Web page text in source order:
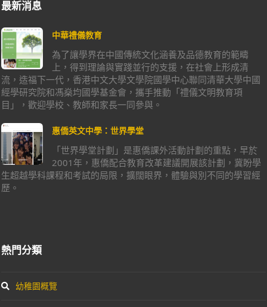
最新消息
中華禮儀教育
為了讓學界在中國傳統文化涵養及品德教育的範疇
上，得到理論與實踐並行的支援，在社會上形成清
流，造福下一代，香港中文大學文學院國學中心聯同清華大學中國
經學研究院和馮燊均國學基金會，攜手推動「禮儀文明教育項
目」，歡迎學校、教師和家長一同參與。
惠僑英文中學：世界學堂
「世界學堂計劃」是惠僑課外活動計劃的重點，早於
2001年，惠僑配合教育改革建議開展該計劃，冀盼學
生超越學科課程和考試的局限，擴闊眼界，體驗與別不同的學習經
歷。
熱門分類
幼稚園概覽